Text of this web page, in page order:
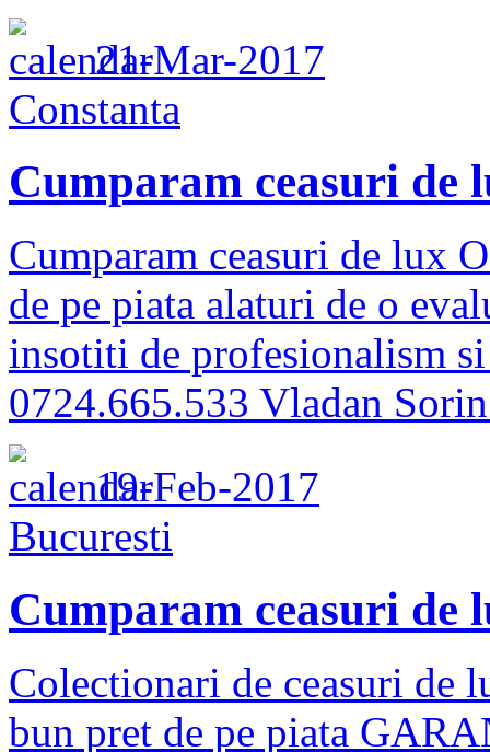
21-Mar-2017
Constanta
Cumparam ceasuri de
Cumparam ceasuri de lux
de pe piata alaturi de o
insotiti de profesionalism
0724.665.533 Vladan
19-Feb-2017
Bucuresti
Cumparam ceasuri de
Colectionari de ceasuri de
bun pret de pe piata